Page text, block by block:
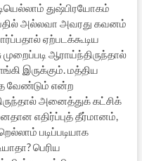
துஷ்பிரயோகம்
அல்லவா அவரது கவனம்
ஏற்படக்கூடிய
ஆராய்ந்திருந்தால்
இருக்கும். மத்திய
வேண்டும் என்ற
அனைத்துக் கட்சிக்
எதிர்ப்புத் தீர்மானம்,
படிப்படியாக
பெரிய